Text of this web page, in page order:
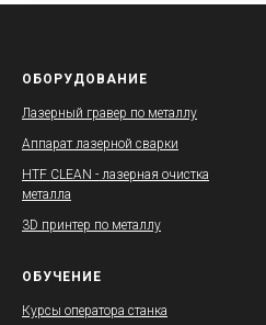
ОБОРУДОВАНИЕ
Лазерный гравер по металлу
Аппарат лазерной сварки
HTF CLEAN - лазерная очистка
металла
3D принтер по металлу
ОБУЧЕНИЕ
Курсы оператора станка